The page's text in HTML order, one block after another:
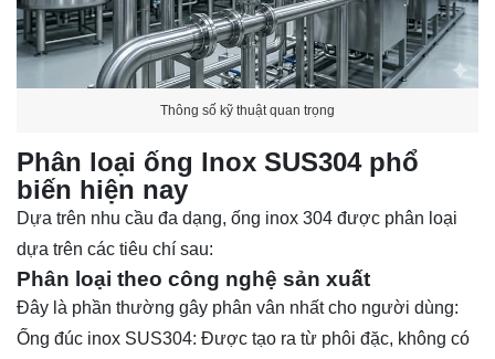
Thông số kỹ thuật quan trọng
Phân loại ống lnox SUS304 phổ
biến hiện nay
Dựa trên nhu cầu đa dạng, ống inox 304 được phân loại
dựa trên các tiêu chí sau:
Phân loại theo công nghệ sản xuất
Đây là phần thường gây phân vân nhất cho người dùng:
Ống đúc inox SUS304: Được tạo ra từ phôi đặc, không có